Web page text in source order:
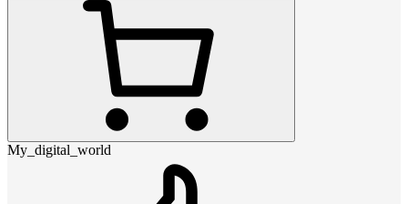
My_digital_world